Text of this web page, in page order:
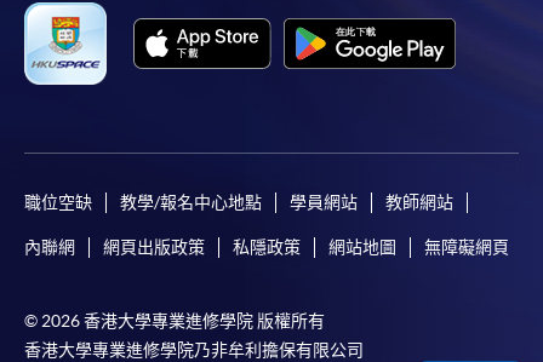
求申請人以現金、易辦事或信用卡（Visa或萬事達
卡）繳付學費。
足而取消）之外，一切已繳費用概不退還。如獲學
（只限網上付款）方式繳交之款項，將以支票退
款；以信用卡繳交之款項，退款將直接退還到支付
額外收費，詳情請聯絡有關學科職員。
職位空缺 教學/報名中心地點 學員網站 教師網站
內聯網 網頁出版政策 私隱政策 網站地圖 無障礙網頁
© 2026 香港大學專業進修學院 版權所有
香港大學專業進修學院乃非牟利擔保有限公司